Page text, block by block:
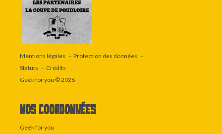
Mentions légales
Protection des données
Statuts
Crédits
Geek for you © 2026
Nos coordonnées
Geek for you